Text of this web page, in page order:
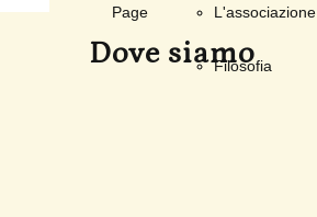
Page L'associazione
Filosofia
Dove siamo